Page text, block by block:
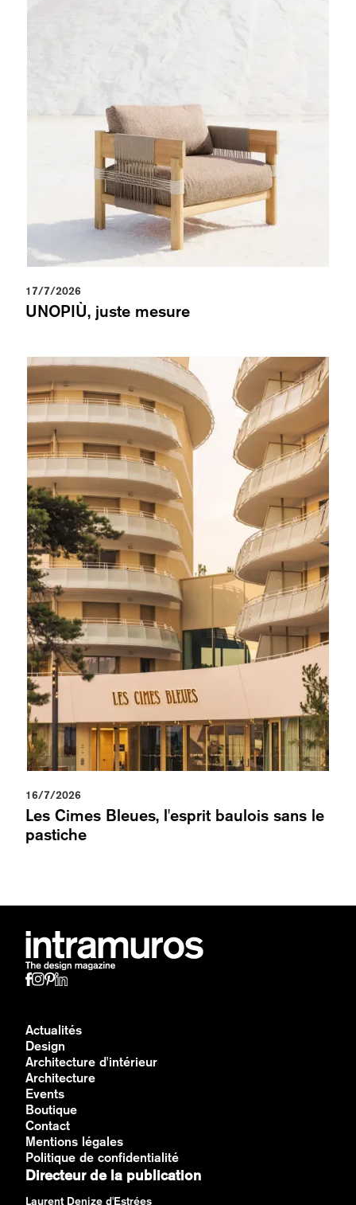
17/7/2026
UNOPIÙ, juste mesure
16/7/2026
Les Cimes Bleues, l'esprit baulois sans le
pastiche
Actualités
Design
Architecture d'intérieur
Architecture
Events
Boutique
Contact
Mentions légales
Politique de confidentialité
Directeur de la publication
Laurent Denize d'Estrées